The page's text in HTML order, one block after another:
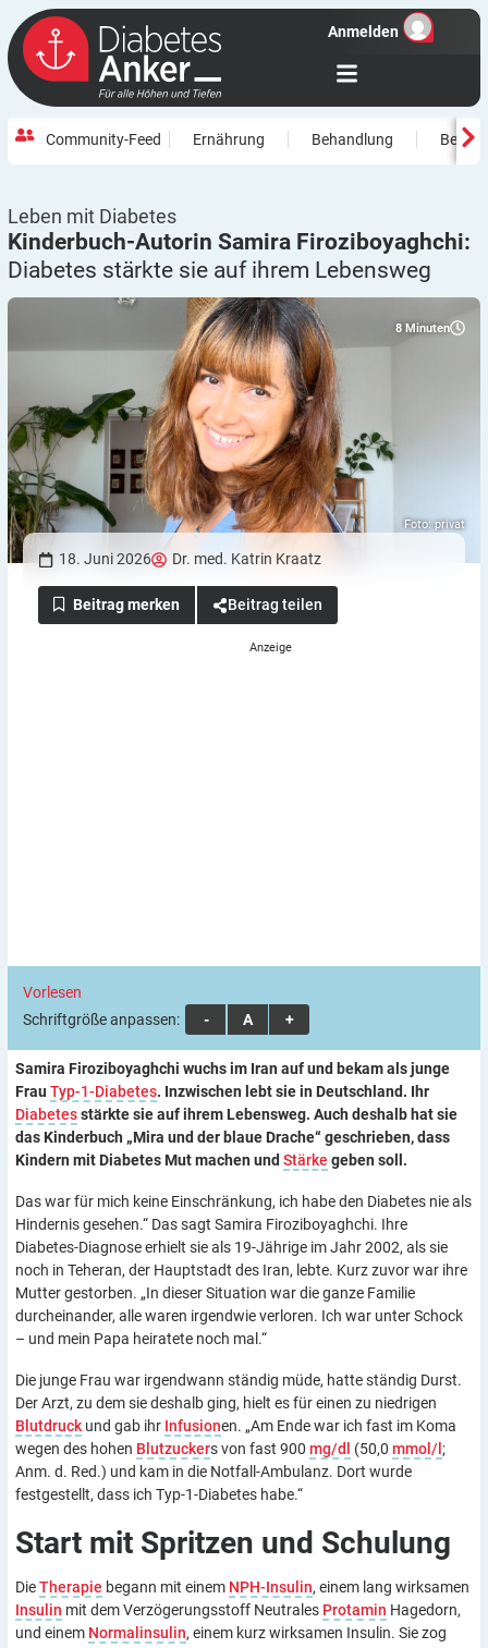
Anmelden
Community-Feed Ernährung Behandlung
Leben mit Diabetes
Kinderbuch-Autorin Samira Firoziboyaghchi:
Diabetes stärkte sie auf ihrem Lebensweg
8 Minuten
Foto: privat
18. Juni 2026 Dr. med. Katrin Kraatz
Beitrag teilen
Vorlesen
Schriftgröße anpassen:
A A A
Samira Firoziboyaghchi wuchs im Iran auf und bekam als junge
Frau Typ-1-Diabetes. Inzwischen lebt sie in Deutschland. Ihr
Diabetesstärkte sie auf ihrem Lebensweg. Auch deshalb hat sie
das Kinderbuch „Mira und der blaue Drache“ geschrieben, dass
Kindern mit Diabetes Mut machen und Stärke geben soll.
Das war für mich keine Einschränkung, ich habe den Diabetes nie als
Hindernis gesehen.“ Das sagt Samira Firoziboyaghchi. Ihre
Diabetes-Diagnose erhielt sie als 19-Jährige im Jahr 2002, als sie
noch in Teheran, der Hauptstadt des Iran, lebte. Kurz zuvor war ihre
Mutter gestorben. „In dieser Situation war die ganze Familie
durcheinander, alle waren irgendwie verloren. Ich war unter Schock
– und mein Papa heiratete noch mal.“
Die junge Frau war irgendwann ständig müde, hatte ständig Durst.
Der Arzt, zu dem sie deshalb ging, hielt es für einen zu niedrigen
Blutdruck und gab ihr Infusionen. „Am Ende war ich fast im Koma
wegen des hohen Blutzuckers von fast 900 mg/dl (50,0 mmol/l ;
Anm. d. Red.) und kam in die Notfall-Ambulanz. Dort wurde
festgestellt, dass ich Typ-1-Diabetes habe.“
Start mit Spritzen und Schulung
DieTherapie begann mit einem NPH-Insulin, einem lang wirksamen
Insulin mit dem Verzögerungsstoff Neutrales Protamin Hagedorn,
und einem Normalinsulin, einem kurz wirksamen Insulin. Sie zog